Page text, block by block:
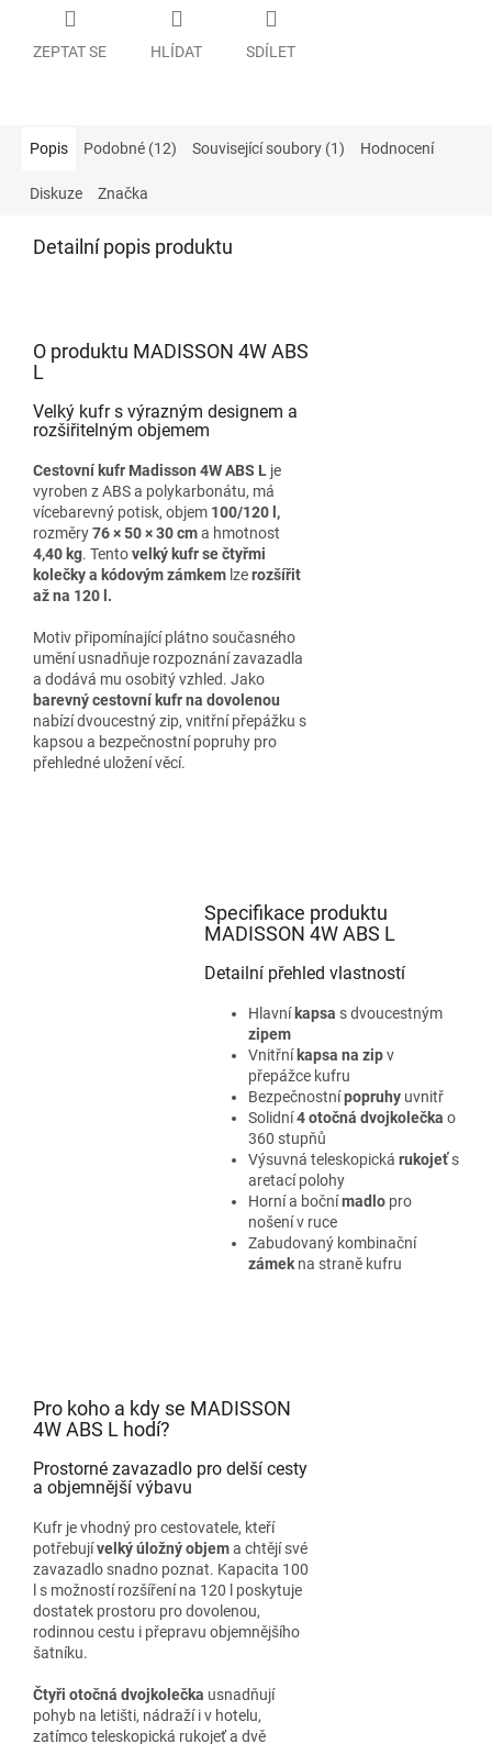
ZEPTAT SE HLÍDAT SDÍLET
Popis Podobné (12) Související soubory (1) Hodnocení
Diskuze Značka
Detailní popis produktu
O produktu MADISSON 4W ABS
L
Velký kufr s výrazným designem a
rozšiřitelným objemem
Cestovní kufr Madisson 4W ABS L je
vyroben z ABS a polykarbonátu, má
vícebarevný potisk, objem 100/120 l,
rozměry76 × 50 × 30 cma hmotnost
4,40 kg. Tentovelký kufr se čtyřmi
kolečky a kódovým zámkem lzerozšířit
až na 120 l.
Motiv připomínající plátno současného
umění usnadňuje rozpoznání zavazadla
a dodává mu osobitý vzhled. Jako
barevný cestovní kufr na dovolenou
nabízí dvoucestný zip, vnitřní přepážku s
kapsou a bezpečnostní popruhy pro
přehledné uložení věcí.
Specifikace produktu
MADISSON 4W ABS L
Detailní přehled vlastností
Hlavní kapsa s dvoucestným
zipem
Vnitřní kapsa na zipv
přepážce kufru
Bezpečnostnípopruhyuvnitř
Solidní4 otočná dvojkolečka o
360 stupňů
Výsuvná teleskopická rukojeťs
aretací polohy
Horní a bočnímadlopro
nošení v ruce
Zabudovaný kombinační
zámekna straně kufru
Pro koho a kdy se MADISSON
4W ABS L hodí?
Prostorné zavazadlo pro delší cesty
a objemnější výbavu
Kufr je vhodný pro cestovatele, kteří
potřebujívelký úložný objema chtějí své
zavazadlo snadno poznat. Kapacita 100
l s možností rozšíření na 120 l poskytuje
dostatek prostoru pro dovolenou,
rodinnou cestu i přepravu objemnějšího
šatníku.
Čtyři otočná dvojkolečka usnadňují
pohyb na letišti, nádraží i v hotelu,
zatímco teleskopická rukojeť a dvě